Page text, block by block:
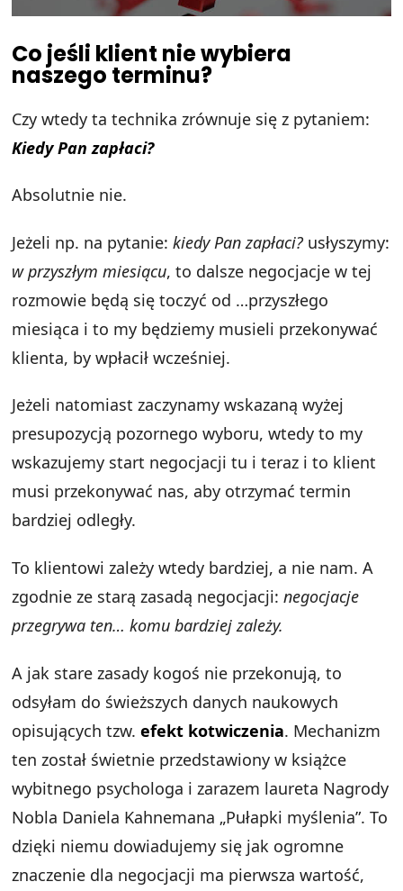
Co jeśli klient nie wybiera
naszego terminu?
Czy wtedy ta technika zrównuje się z pytaniem:
Kiedy Pan zapłaci?
Absolutnie nie.
Jeżeli np. na pytanie:kiedy Pan zapłaci? usłyszymy:
w przyszłym miesiącu, to dalsze negocjacje w tej
rozmowie będą się toczyć od …przyszłego
miesiąca i to my będziemy musieli przekonywać
klienta, by wpłacił wcześniej.
Jeżeli natomiast zaczynamy wskazaną wyżej
presupozycją pozornego wyboru, wtedy to my
wskazujemy start negocjacji tu i teraz i to klient
musi przekonywać nas, aby otrzymać termin
bardziej odległy.
To klientowi zależy wtedy bardziej, a nie nam. A
zgodnie ze starą zasadą negocjacji:negocjacje
przegrywa ten… komu bardziej zależy.
A jak stare zasady kogoś nie przekonują, to
odsyłam do świeższych danych naukowych
opisujących tzw.efekt kotwiczenia. Mechanizm
ten został świetnie przedstawiony w książce
wybitnego psychologa i zarazem laureta Nagrody
Nobla Daniela Kahnemana „Pułapki myślenia”. To
dzięki niemu dowiadujemy się jak ogromne
znaczenie dla negocjacji ma pierwsza wartość,